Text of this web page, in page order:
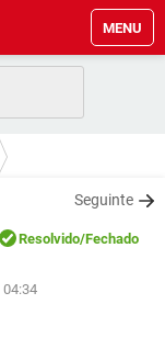
MENU
Seguinte
Resolvido/Fechado
04:34